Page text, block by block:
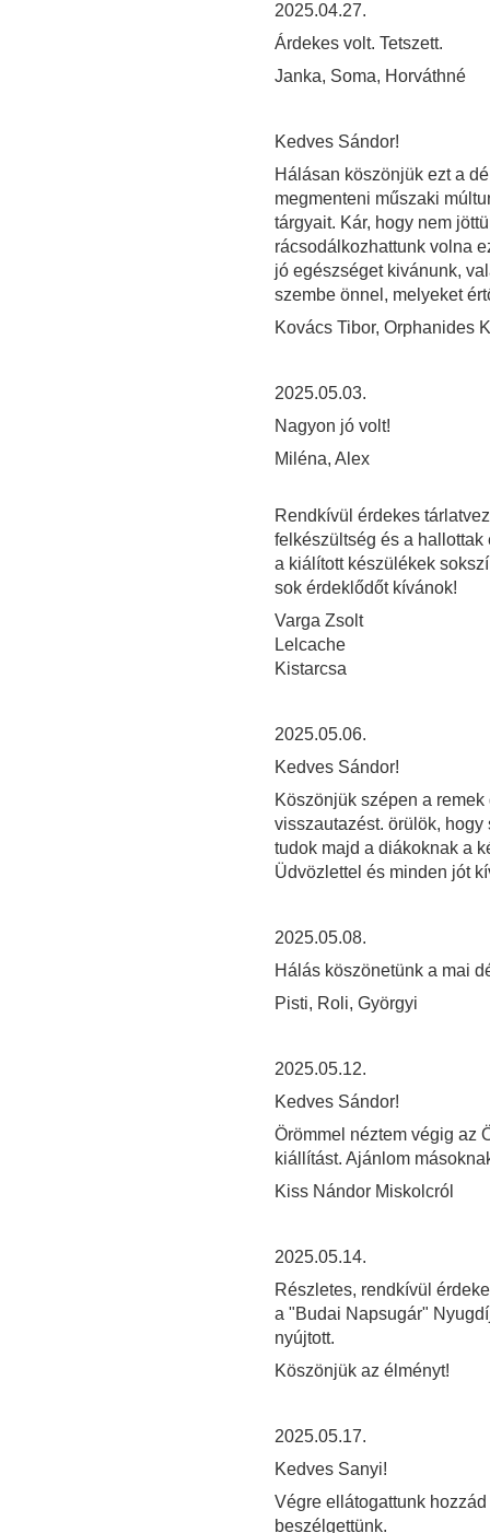
2025.04.27.
Árdekes volt. Tetszett.
Janka, Soma, Horváthné
Kedves Sándor!
Hálásan köszönjük ezt a
megmenteni műszaki
tárgyait. Kár, hogy nem
rácsodálkozhattunk volna
jó egészséget kivánunk,
szembe önnel, melyeket
Kovács Tibor, Orphanides
2025.05.03.
Nagyon jó volt!
Miléna, Alex
Rendkívül érdekes
felkészültség és a
a kiálított készülékek
sok érdeklődőt kívánok!
Varga Zsolt
Lelcache
Kistarcsa
2025.05.06.
Kedves Sándor!
Köszönjük szépen a
visszautazést. örülök,
tudok majd a diákoknak a
Üdvözlettel és minden jót
2025.05.08.
Hálás köszönetünk a mai
Pisti, Roli, Györgyi
2025.05.12.
Kedves Sándor!
Örömmel néztem végig az
kiállítást. Ajánlom
Kiss Nándor Miskolcról
2025.05.14.
Részletes, rendkívül
a "Budai Napsugár"
nyújtott.
Köszönjük az élményt!
2025.05.17.
Kedves Sanyi!
Végre ellátogattunk
beszélgettünk.